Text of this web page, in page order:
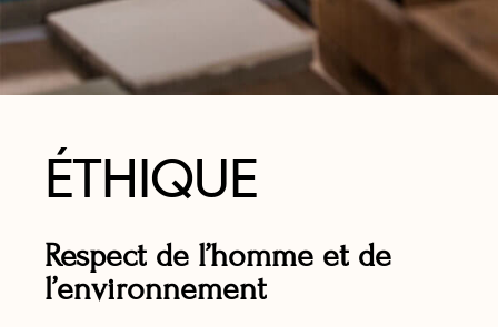
ÉTHIQUE
Respect de l’homme et de
l’environnement